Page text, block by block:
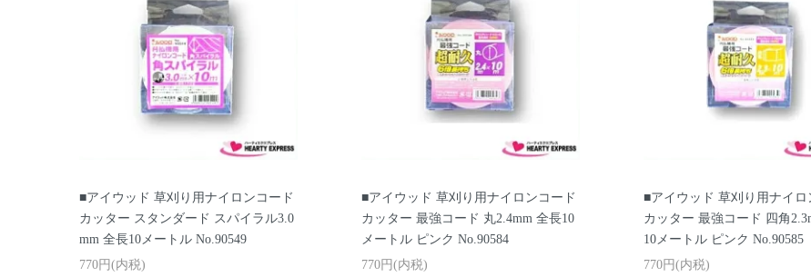
■アイウッド 草刈り用ナイロンコード
カッター スタンダード スパイラル3.0
mm 全長10メートル No.90549
770円(内税)
■アイウッド 草刈り用ナイロンコード
カッター 最強コード 丸2.4mm 全長10
メートル ピンク No.90584
770円(内税)
■アイウッド 草刈り用ナイロ
カッター 最強コード 四角
10メートル ピンク No.90585
770円(内税)